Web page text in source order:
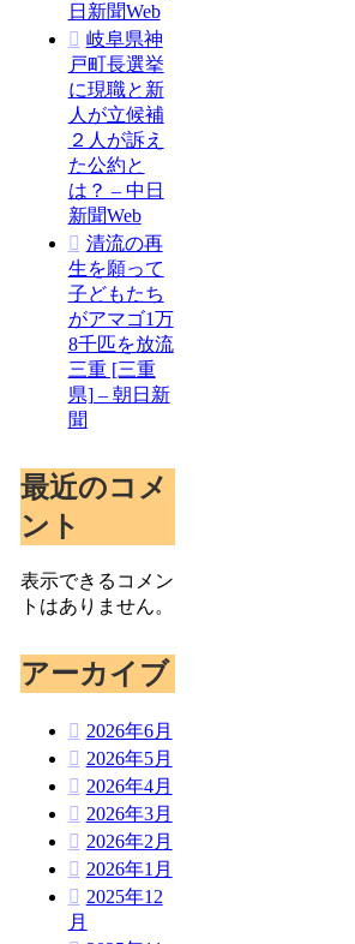
日新聞Web
岐阜県神
戸町長選挙
に現職と新
人が立候補
２人が訴え
た公約と
は？ – 中日
新聞Web
清流の再
生を願って
子どもたち
がアマゴ1万
8千匹を放流
三重 [三重
県] – 朝日新
聞
最近のコメ
ント
表示できるコメン
トはありません。
アーカイブ
2026年6月
2026年5月
2026年4月
2026年3月
2026年2月
2026年1月
2025年12
月